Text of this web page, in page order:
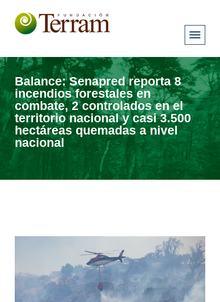
Balance: Senapred reporta 8
incendios forestales en
combate, 2 controlados en el
territorio nacional y casi 3.500
hectáreas quemadas a nivel
nacional